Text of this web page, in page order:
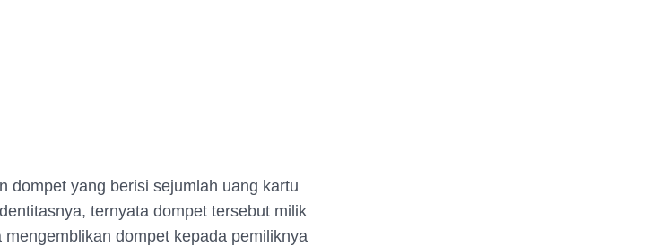
dompet yang berisi sejumlah uang kartu
ternyata dompet tersebut milik
dompet kepada pemiliknya